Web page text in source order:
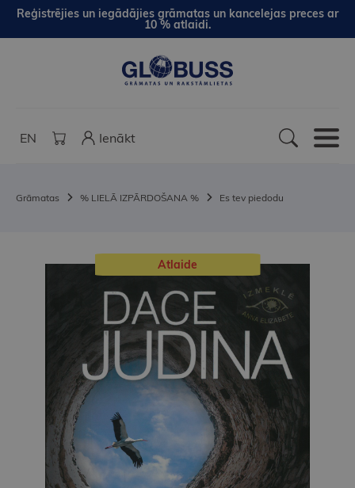
Reģistrējies un iegādājies grāmatas un kancelejas preces ar
10 % atlaidi.
EN Ienākt
Grāmatas % LIELĀ IZPĀRDOŠANA % Es tev piedodu
Atlaide